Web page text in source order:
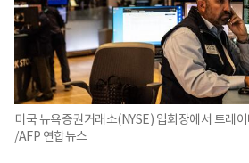
미국 뉴욕증권거래소(NYSE) 입회장에서 트레
/AFP 연합뉴스